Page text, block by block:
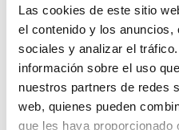
Las cookies de este sitio
el contenido y los anuncios,
sociales y analizar el
información sobre el uso
nuestros partners de redes
web, quienes pueden
que les haya proporcionado
prorrogable a 18 meses de
En la nueva ley está
hasta 24 meses en esa
cuando cumpla con los
como hemos expuesto con
Para valorar este riesgo, las